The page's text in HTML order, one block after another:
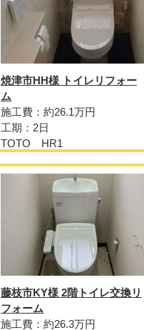
焼津市HH様 トイレリフォー
ム
施工費：約26.1万円
工期：2日
TOTO HR1
藤枝市KY様 2階トイレ交換リ
フォーム
施工費：約26.3万円